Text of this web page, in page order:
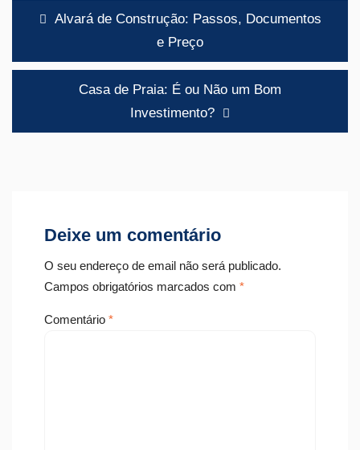
Navegação
artigos
Alvará de Construção: Passos, Documentos
e Preço
Casa de Praia: É ou Não um Bom
Investimento?
Deixe um comentário
O seu endereço de email não será publicado.
Campos obrigatórios marcados com *
Comentário *